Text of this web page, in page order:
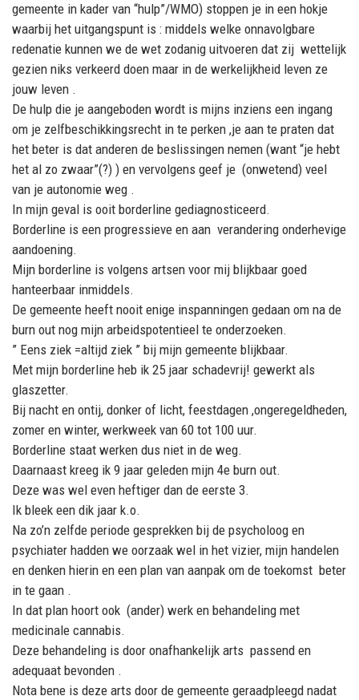
gemeente in kader van “hulp”/WMO) stoppen je in een hokje
waarbij het uitgangspunt is : middels welke onnavolgbare
redenatie kunnen we de wet zodanig uitvoeren dat zij wettelijk
gezien niks verkeerd doen maar in de werkelijkheid leven ze
jouw leven .
De hulp die je aangeboden wordt is mijns inziens een ingang
om je zelfbeschikkingsrecht in te perken ,je aan te praten dat
het beter is dat anderen de beslissingen nemen (want “je hebt
het al zo zwaar”(?) ) en vervolgens geef je (onwetend) veel
van je autonomie weg .
In mijn geval is ooit borderline gediagnosticeerd.
Borderline is een progressieve en aan verandering onderhevige
aandoening.
Mijn borderline is volgens artsen voor mij blijkbaar goed
hanteerbaar inmiddels.
De gemeente heeft nooit enige inspanningen gedaan om na de
burn out nog mijn arbeidspotentieel te onderzoeken.
” Eens ziek =altijd ziek ” bij mijn gemeente blijkbaar.
Met mijn borderline heb ik 25 jaar schadevrij! gewerkt als
glaszetter.
Bij nacht en ontij, donker of licht, feestdagen ,ongeregeldheden,
zomer en winter, werkweek van 60 tot 100 uur.
Borderline staat werken dus niet in de weg.
Daarnaast kreeg ik 9 jaar geleden mijn 4e burn out.
Deze was wel even heftiger dan de eerste 3.
Ik bleek een dik jaar k.o.
Na zo’n zelfde periode gesprekken bij de psycholoog en
psychiater hadden we oorzaak wel in het vizier, mijn handelen
en denken hierin en een plan van aanpak om de toekomst beter
in te gaan .
In dat plan hoort ook (ander) werk en behandeling met
medicinale cannabis.
Deze behandeling is door onafhankelijk arts passend en
adequaat bevonden .
Nota bene is deze arts door de gemeente geraadpleegd nadat